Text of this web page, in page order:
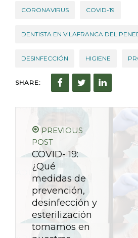
CORONAVIRUS COVID-19
DENTISTA EN VILAFRANCA DEL
DESINFECCIÓN HIGIENE
SHARE:
PREVIOUS
POST
COVID- 19:
¿Qué
medidas de
prevención,
desinfección y
esterilización
tomamos en